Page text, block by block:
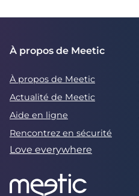
À propos de Meetic
À propos de Meetic
Actualité de Meetic
Aide en ligne
Rencontrez en sécurité
Love everywhere